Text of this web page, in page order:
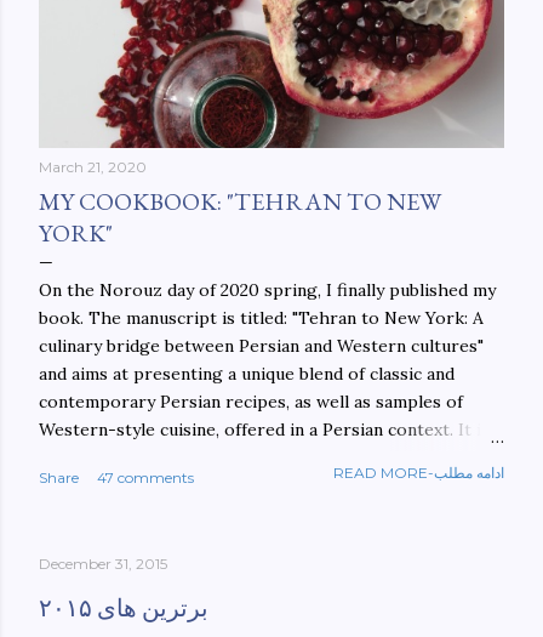
March 21, 2020
MY COOKBOOK: "TEHRAN TO NEW
YORK"
On the Norouz day of 2020 spring, I finally published my
book. The manuscript is titled: "Tehran to New York: A
culinary bridge between Persian and Western cultures"
and aims at presenting a unique blend of classic and
contemporary Persian recipes, as well as samples of
Western-style cuisine, offered in a Persian context. It is
walls. This book aims at constructing a bridge between
York-culinary-cultures-
ebook/dp/B0861H47GS/ref=sr_1_1?
dchild=1&keywords=tehran+to+new+york&qid=158481093
Share 47 comments READ MORE-ادامه مطلب
December 31, 2015
برترین های ۲۰۱۵